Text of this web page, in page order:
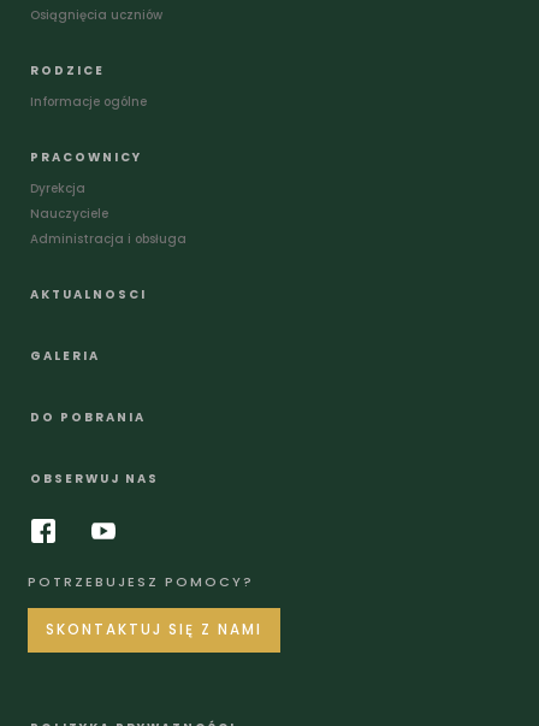
Osiągnięcia uczniów
RODZICE
Informacje ogólne
PRACOWNICY
Dyrekcja
Nauczyciele
Administracja i obsługa
AKTUALNOSCI
GALERIA
DO POBRANIA
OBSERWUJ NAS
POTRZEBUJESZ POMOCY?
SKONTAKTUJ SIĘ Z NAMI